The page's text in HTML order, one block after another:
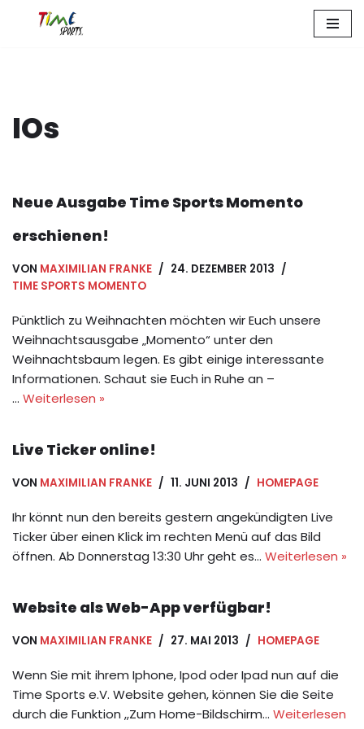
IOs
Neue Ausgabe Time Sports Momento
erschienen!
VON MAXIMILIAN FRANKE
24. DEZEMBER 2013
TIME SPORTS MOMENTO
Pünktlich zu Weihnachten möchten wir Euch unsere
Weihnachtsausgabe „Momento“ unter den
Weihnachtsbaum legen. Es gibt einige interessante
Informationen. Schaut sie Euch in Ruhe an –
… Weiterlesen »
Live Ticker online!
VON MAXIMILIAN FRANKE 11. JUNI 2013 HOMEPAGE
Ihr könnt nun den bereits gestern angekündigten Live
Ticker über einen Klick im rechten Menü auf das Bild
öffnen. Ab Donnerstag 13:30 Uhr geht es… Weiterlesen »
Website als Web-App verfügbar!
VON MAXIMILIAN FRANKE 27. MAI 2013 HOMEPAGE
Wenn Sie mit ihrem Iphone, Ipod oder Ipad nun auf die
Time Sports e.V. Website gehen, können Sie die Seite
durch die Funktion ,,Zum Home-Bildschirm… Weiterlesen